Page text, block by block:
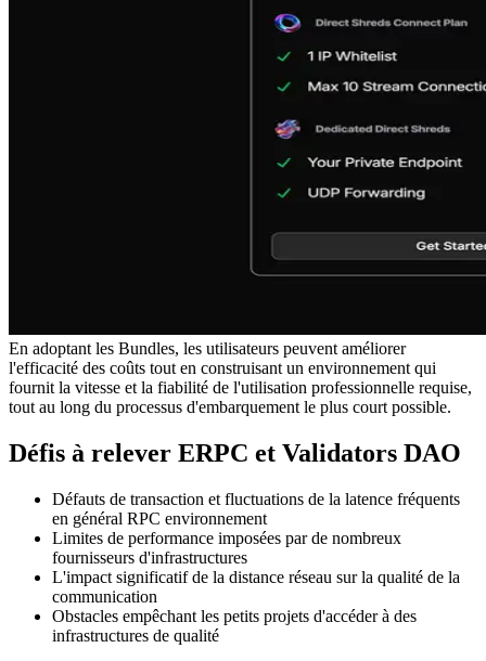
En adoptant les Bundles, les utilisateurs peuvent améliorer
l'efficacité des coûts tout en construisant un environnement qui
fournit la vitesse et la fiabilité de l'utilisation professionnelle requise,
tout au long du processus d'embarquement le plus court possible.
Défis à relever ERPC et Validators DAO
Défauts de transaction et fluctuations de la latence fréquents
en général RPC environnement
Limites de performance imposées par de nombreux
fournisseurs d'infrastructures
L'impact significatif de la distance réseau sur la qualité de la
communication
Obstacles empêchant les petits projets d'accéder à des
infrastructures de qualité